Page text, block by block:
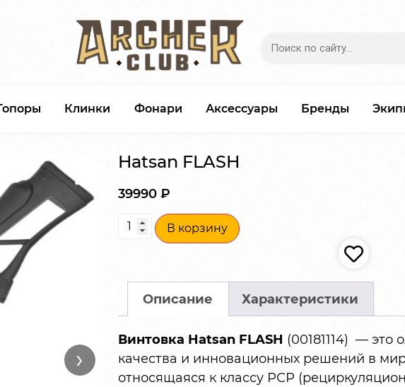
Клинки Фонари Аксессуары Бренды
›
Hatsan FLASH
39990 ₽
В корзину
Описание Характеристики
Винтовка Hatsan FLASH (00181114) — это
качества и инновационных решений в
относящаяся к классу РСР